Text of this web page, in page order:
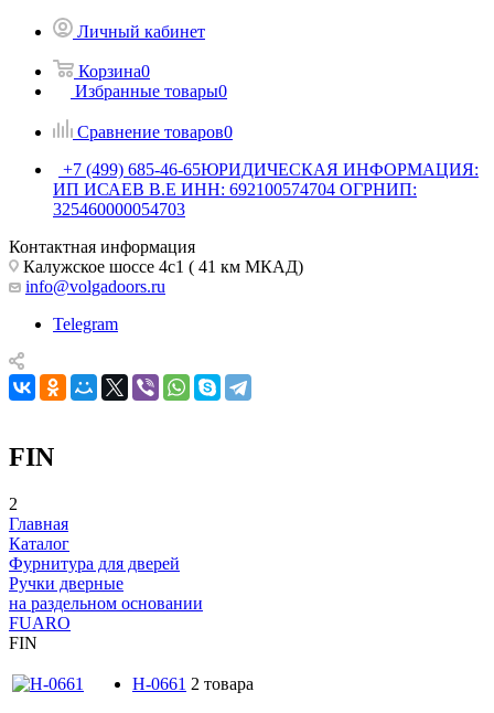
Личный кабинет
Корзина0
Избранные товары0
Сравнение товаров0
+7 (499) 685-46-65ЮРИДИЧЕСКАЯ ИНФОРМАЦИЯ:
ИП ИСАЕВ В.Е ИНН: 692100574704 ОГРНИП:
325460000054703
Контактная информация
Калужское шоссе 4с1 ( 41 км МКАД)
info@volgadoors.ru
Telegram
FIN
2
Главная
Каталог
Фурнитура для дверей
Ручки дверные
на раздельном основании
FUARO
FIN
H-0661 2 товара